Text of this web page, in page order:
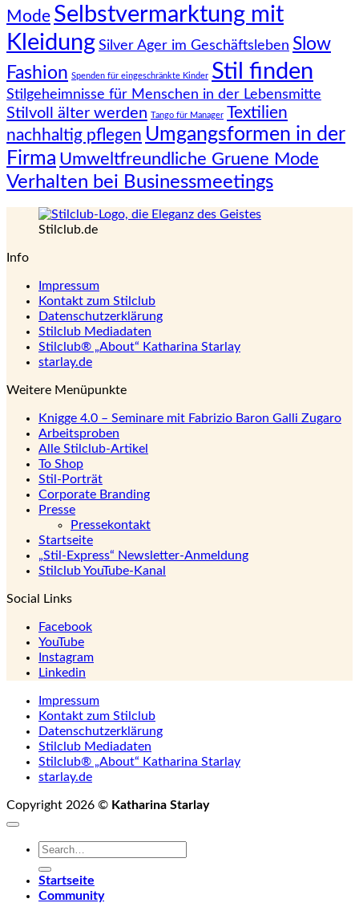
Mode Selbstvermarktung mit
Kleidung Silver Ager im Geschäftsleben Slow
Fashion Spenden für eingeschränkte Kinder Stil finden
Stilgeheimnisse für Menschen in der Lebensmitte
Stilvoll älter werden Tango für Manager Textilien
nachhaltig pflegen Umgangsformen in der
Firma Umweltfreundliche Gruene Mode
Verhalten bei Businessmeetings
Stilclub.de
Info
Impressum
Kontakt zum Stilclub
Datenschutzerklärung
Stilclub Mediadaten
Stilclub® „About“ Katharina Starlay
starlay.de
Weitere Menüpunkte
Knigge 4.0 – Seminare mit Fabrizio Baron Galli Zugaro
Arbeitsproben
Alle Stilclub-Artikel
To Shop
Stil-Porträt
Corporate Branding
Presse
Pressekontakt
Startseite
„Stil-Express“ Newsletter-Anmeldung
Stilclub YouTube-Kanal
Social Links
Facebook
YouTube
Instagram
Linkedin
Impressum
Kontakt zum Stilclub
Datenschutzerklärung
Stilclub Mediadaten
Stilclub® „About“ Katharina Starlay
starlay.de
Copyright 2026 © Katharina Starlay
Startseite
Community